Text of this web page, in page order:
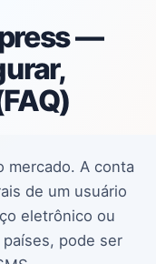
—
mercado. A conta
de um usuário
eletrônico ou
pode ser